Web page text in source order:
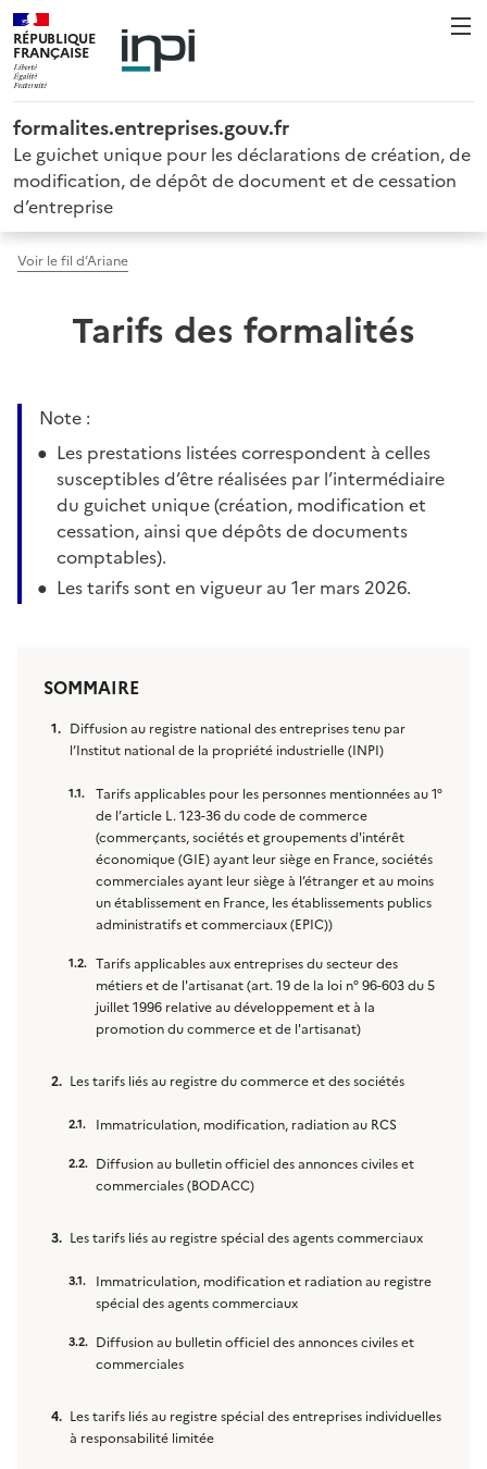
RÉPUBLIQUE
FRANÇAISE
formalites.entreprises.gouv.fr
Le guichet unique pour les déclarations de création, de
modification, de dépôt de document et de cessation
d’entreprise
Voir le fil d’Ariane
Tarifs des formalités
Note :
Les prestations listées correspondent à celles
susceptibles d’être réalisées par l’intermédiaire
du guichet unique (création, modification et
cessation, ainsi que dépôts de documents
comptables).
Les tarifs sont en vigueur au 1er mars 2026.
SOMMAIRE
Diffusion au registre national des entreprises tenu par
l’Institut national de la propriété industrielle (INPI)
Tarifs applicables pour les personnes mentionnées au 1°
de l’article L. 123-36 du code de commerce
(commerçants, sociétés et groupements d'intérêt
économique (GIE) ayant leur siège en France, sociétés
commerciales ayant leur siège à l’étranger et au moins
un établissement en France, les établissements publics
administratifs et commerciaux (EPIC))
Tarifs applicables aux entreprises du secteur des
métiers et de l'artisanat (art. 19 de la loi n° 96-603 du 5
juillet 1996 relative au développement et à la
promotion du commerce et de l'artisanat)
Les tarifs liés au registre du commerce et des sociétés
Immatriculation, modification, radiation au RCS
Diffusion au bulletin officiel des annonces civiles et
commerciales (BODACC)
Les tarifs liés au registre spécial des agents commerciaux
Immatriculation, modification et radiation au registre
spécial des agents commerciaux
Diffusion au bulletin officiel des annonces civiles et
commerciales
Les tarifs liés au registre spécial des entreprises individuelles
à responsabilité limitée